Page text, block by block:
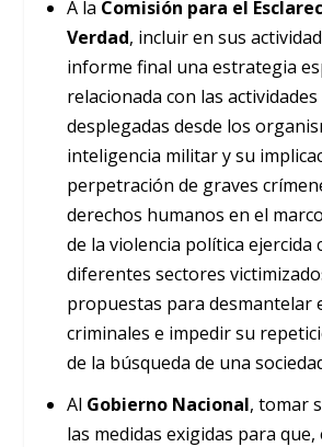
A la Comisión para el
Verdad, incluir en sus
informe final una estrategia
relacionada con las
desplegadas desde los
inteligencia militar y su
perpetración de graves
derechos humanos en el
de la violencia política ejercida
diferentes sectores
propuestas para desmantelar
criminales e impedir su
de la búsqueda de una
Al Gobierno Nacional, tomar
las medidas exigidas para que,